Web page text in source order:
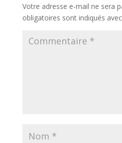
Votre adresse e-mail ne sera
obligatoires sont indiqués avec